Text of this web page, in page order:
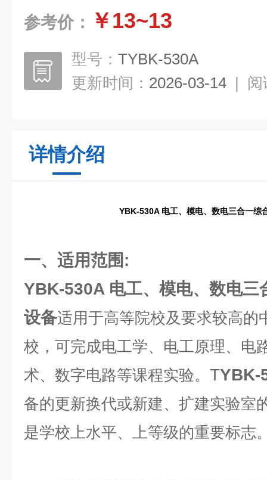
参考价： ￥13~13
型号： TYBK-530A
更新时间： 2026-03-14 | 阅
详情介绍
YBK-530A 电工、模电、数电三合一综
一、适用范围:
YBK-530A 电工、模电、数电三
设备适用于高等院校及要求较高的
校，可完成电工学、电工原理、电
术、数字电路等课程实验。 TYBK-
备的更新换代或新建、扩建实验室
是学校上水平、上等级的重要标志